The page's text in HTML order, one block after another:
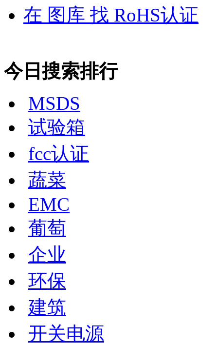
在 图库 找 RoHS认证
今日搜索排行
MSDS
试验箱
fcc认证
蔬菜
EMC
葡萄
企业
环保
建筑
开关电源